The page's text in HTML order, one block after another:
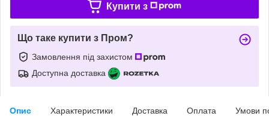
Купити з
Що таке купити з Пром?
Замовлення під захистом
Доступна доставка
Опис Характеристики Доставка Оплата Умови